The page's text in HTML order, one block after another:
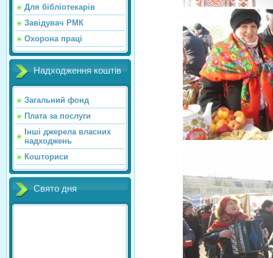
Для бібліотекарів
Завідувач РМК
Охорона праці
Надходження коштів
Загальний фонд
Плата за послуги
Інші джерела власних
надходжень
Кошториси
Свято дня